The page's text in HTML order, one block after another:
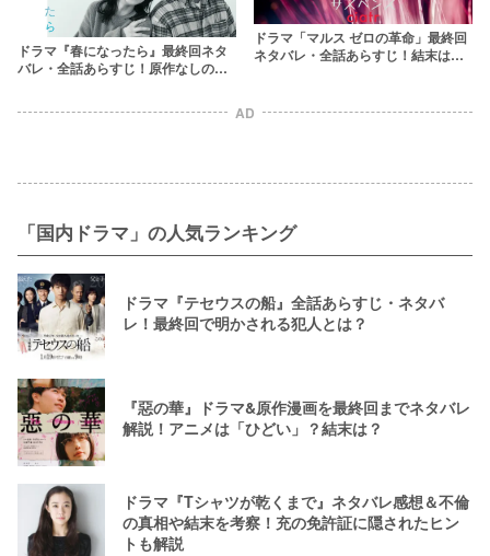
ドラマ『春になったら』最終回ネタ
バレ・全話あらすじ！原作なしの結
ドラマ「マルス ゼロの革命」最終回
ネタバレ・全話あらすじ！結末はど
AD
「国内ドラマ」の人気ランキング
ドラマ『テセウスの船』全話あらすじ・ネタバ
レ！最終回で明かされる犯人とは？
『惡の華』ドラマ&原作漫画を最終回までネタバレ
解説！アニメは「ひどい」？結末は？
ドラマ『Tシャツが乾くまで』ネタバレ感想＆不倫
の真相や結末を考察！充の免許証に隠されたヒン
トも解説